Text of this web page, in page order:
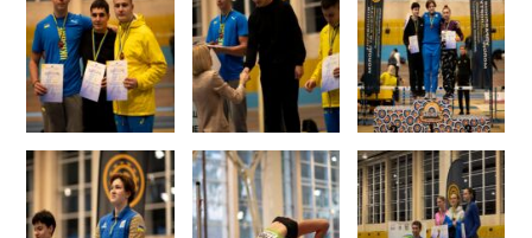
Довідник
Контакти
Рекламні прайси